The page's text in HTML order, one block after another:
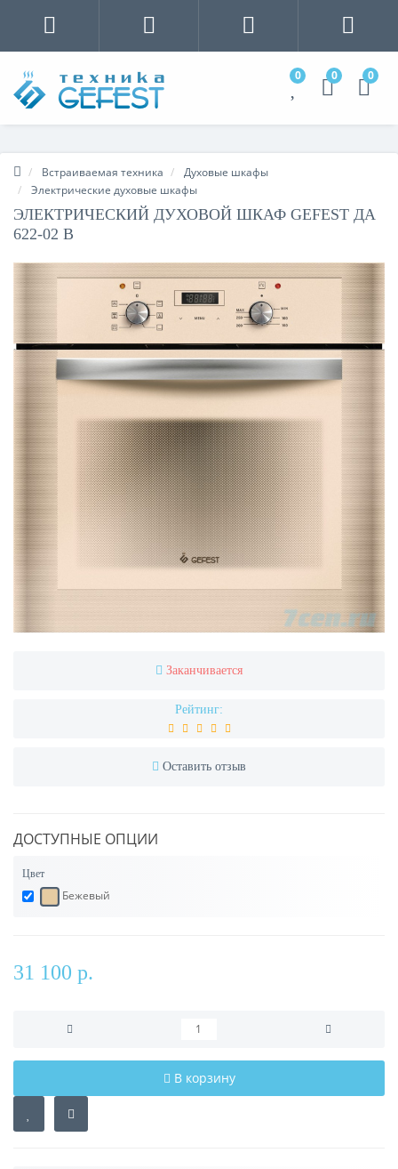
0 0 0
Встраиваемая техника
Духовые шкафы
Электрические духовые шкафы
ЭЛЕКТРИЧЕСКИЙ ДУХОВОЙ ШКАФ GEFEST ДА
622-02 В
Заканчивается
Рейтинг:
Оставить отзыв
ДОСТУПНЫЕ ОПЦИИ
Цвет
Бежевый
31 100 р.
В корзину